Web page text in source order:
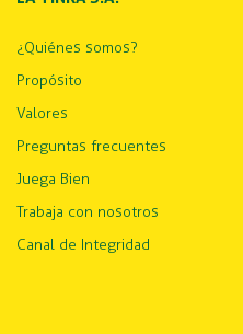
¿Quiénes somos?
Propósito
Valores
Preguntas frecuentes
Juega Bien
Trabaja con nosotros
Canal de Integridad